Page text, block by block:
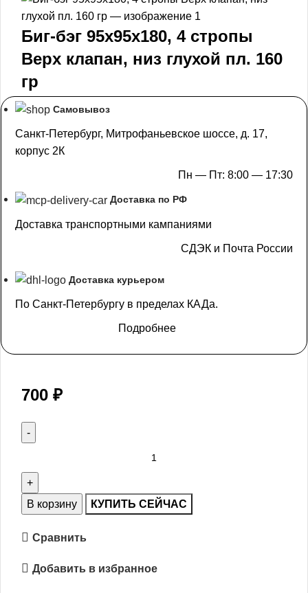
Биг-бэг 95х95х180, 4 стропы
Верх клапан, низ глухой пл. 160
гр
Самовывоз
Санкт-Петербург, Митрофаньевское шоссе, д. 17,
корпус 2К
Пн — Пт: 8:00 — 17:30
Доставка по РФ
Доставка транспортными кампаниями
СДЭК и Почта России
Доставка курьером
По Санкт-Петербургу в пределах КАДа.
Подробнее
700 ₽
В корзину КУПИТЬ СЕЙЧАС
Сравнить
Добавить в избранное